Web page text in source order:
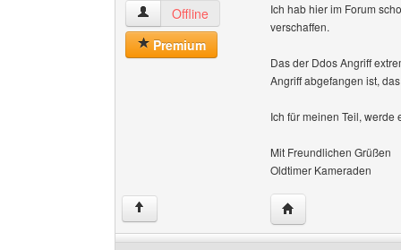
oldtimer-kameraden Benutzer-Profile anzeigen
Offline
Premium
Ich hab hier im Forum
verschaffen.
Das der Ddos Angriff
Angriff abgefangen ist,
Ich für meinen Teil,
Mit Freundlichen Grüßen
Oldtimer Kameraden
↑ Website dieses